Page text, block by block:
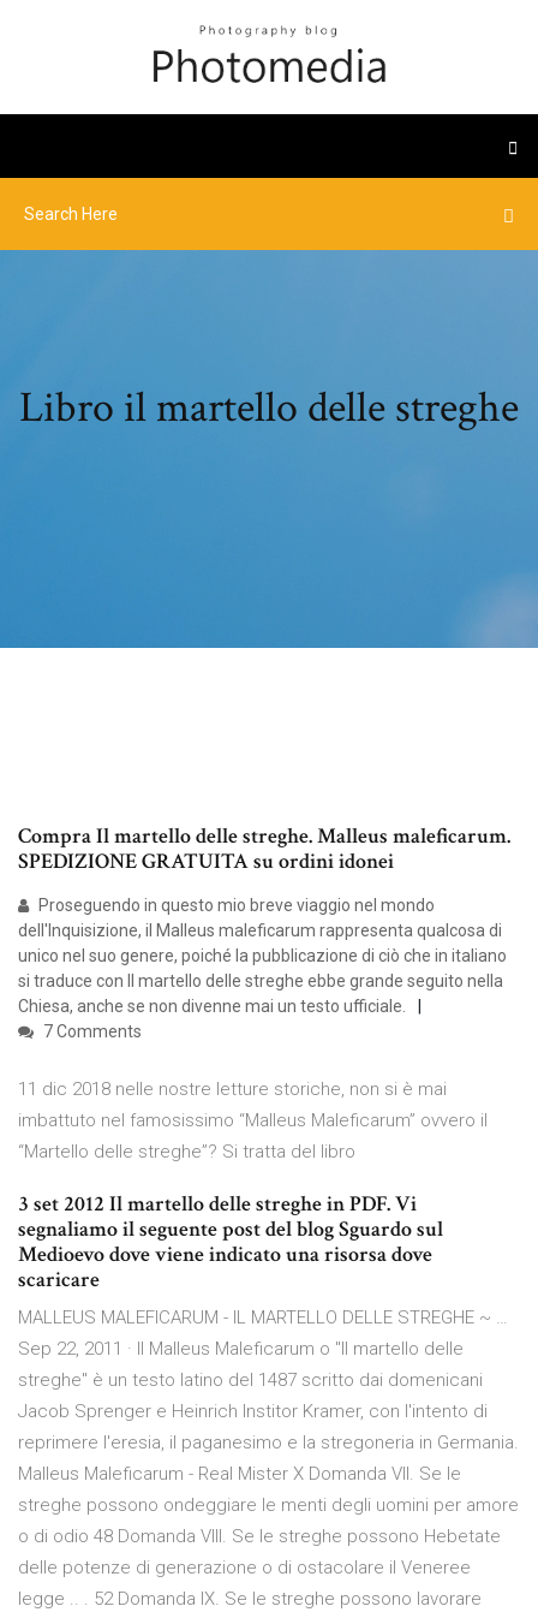
Libro il martello delle streghe
Compra Il martello delle streghe. Malleus maleficarum.
SPEDIZIONE GRATUITA su ordini idonei
Proseguendo in questo mio breve viaggio nel mondo
dell'Inquisizione, il Malleus maleficarum rappresenta qualcosa di
unico nel suo genere, poiché la pubblicazione di ciò che in italiano
si traduce con Il martello delle streghe ebbe grande seguito nella
Chiesa, anche se non divenne mai un testo ufficiale.
7 Comments
11 dic 2018 nelle nostre letture storiche, non si è mai
imbattuto nel famosissimo “Malleus Maleficarum” ovvero il
“Martello delle streghe”? Si tratta del libro
3 set 2012 Il martello delle streghe in PDF. Vi
segnaliamo il seguente post del blog Sguardo sul
Medioevo dove viene indicato una risorsa dove
scaricare
MALLEUS MALEFICARUM - IL MARTELLO DELLE STREGHE ~ …
Sep 22, 2011 · Il Malleus Maleficarum o "Il martello delle
streghe" è un testo latino del 1487 scritto dai domenicani
Jacob Sprenger e Heinrich Institor Kramer, con l'intento di
reprimere l'eresia, il paganesimo e la stregoneria in Germania.
Malleus Maleficarum - Real Mister X Domanda VII. Se le
streghe possono ondeggiare le menti degli uomini per amore
o di odio 48 Domanda VIII. Se le streghe possono Hebetate
delle potenze di generazione o di ostacolare il Veneree
legge .. . 52 Domanda IX. Se le streghe possono lavorare